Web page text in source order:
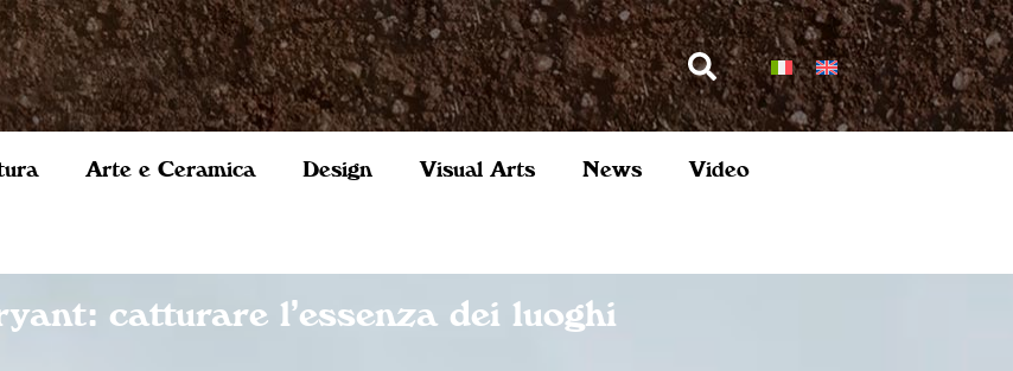
Arte e Ceramica Design Visual Arts News Video
catturare l’essenza dei luoghi